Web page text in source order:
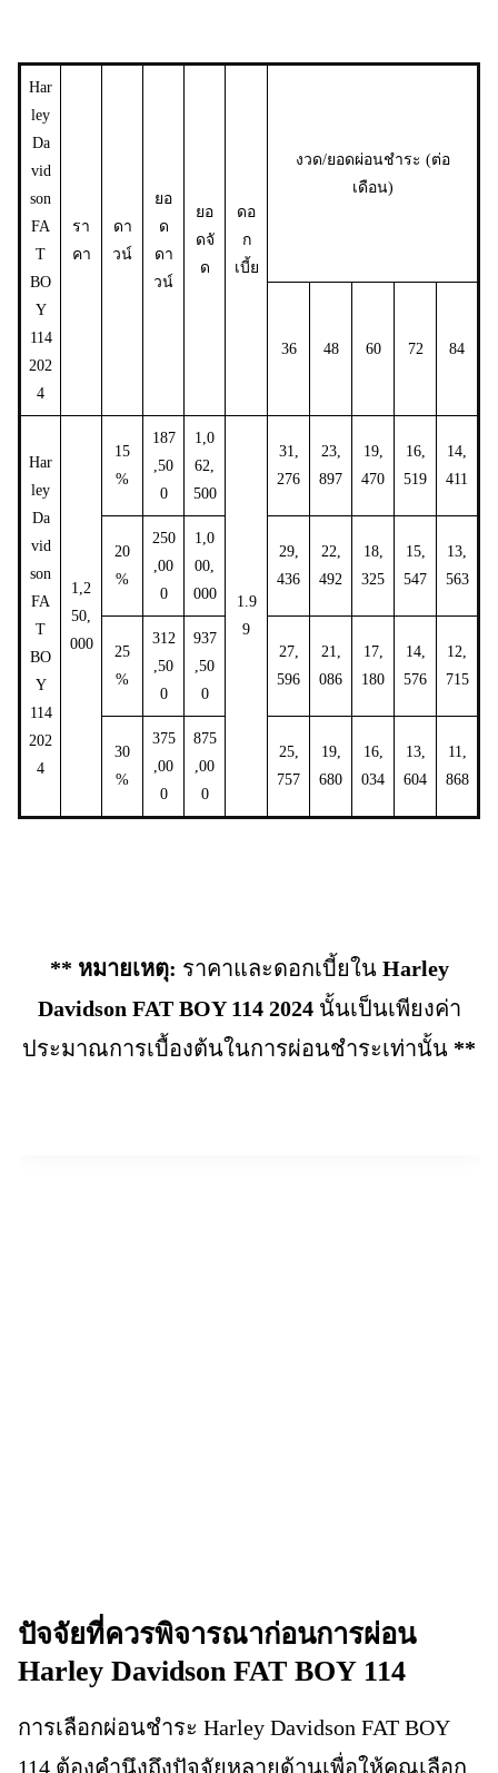
Har
ley
Da
vid
son
FA
T
BO
Y
114
202
4
รา
คา
ดา
วน์
ยอ
ด
ดา
วน์
ยอ
ดจั
ด
ดอ
ก
เบี้ย
งวด/ยอดผ่อนชำระ (ต่อ
เดือน)
36 48 60 72 84
Har
ley
Da
vid
son
FA
T
BO
Y
114
202
4
1,2
50,
000
15
%
187
,50
0
1,0
62,
500
1.9
9
31,
276
23,
897
19,
470
16,
519
14,
411
20
%
250
,00
0
1,0
00,
000
29,
436
22,
492
18,
325
15,
547
13,
563
25
%
312
,50
0
937
,50
0
27,
596
21,
086
17,
180
14,
576
12,
715
30
%
375
,00
0
875
,00
0
25,
757
19,
680
16,
034
13,
604
11,
868
** หมายเหตุ: ราคาและดอกเบี้ยใน Harley
Davidson FAT BOY 114 2024 นั้นเป็นเพียงค่า
ประมาณการเบื้องต้นในการผ่อนชำระเท่านั้น **
ปัจจัยที่ควรพิจารณาก่อนการผ่อน
Harley Davidson FAT BOY 114
การเลือกผ่อนชำระ Harley Davidson FAT BOY
114 ต้องคำนึงถึงปัจจัยหลายด้านเพื่อให้คุณเลือก